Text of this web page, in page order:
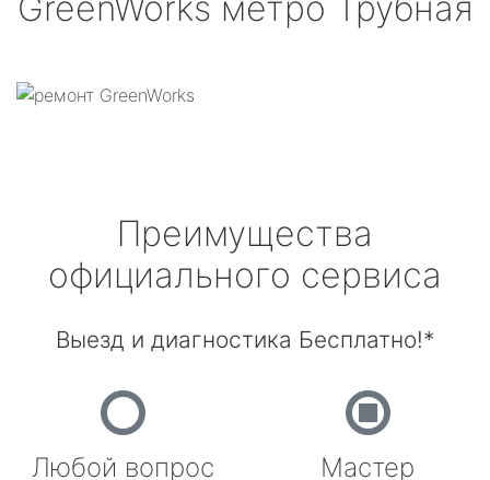
Преимущества
официального сервиса
Выезд и диагностика Бесплатно!*
Любой вопрос
Мастер